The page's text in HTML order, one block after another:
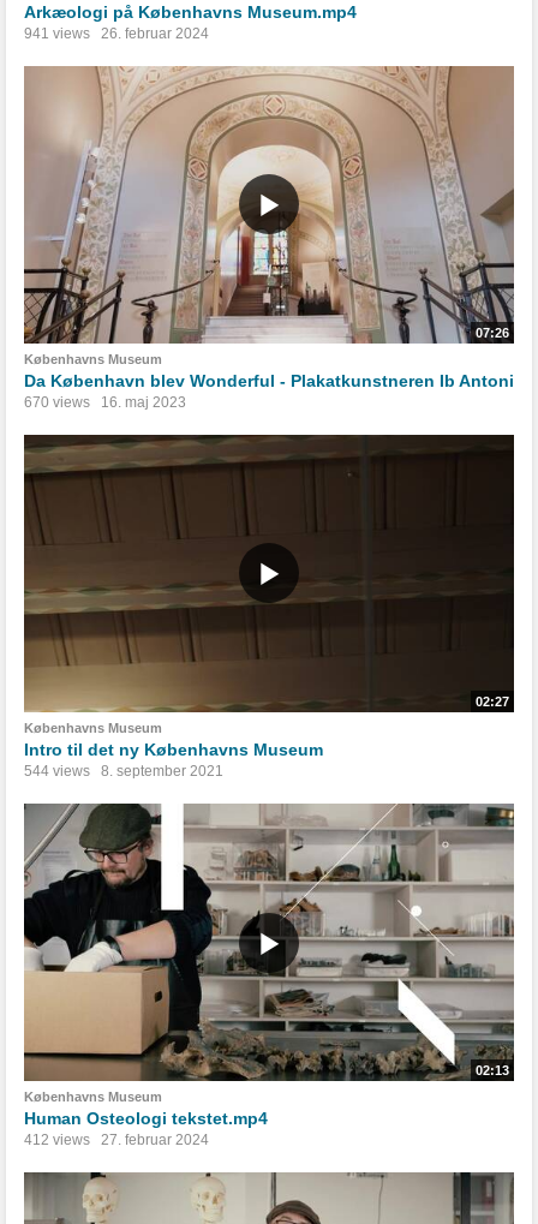
Arkæologi på Københavns Museum.mp4
941 views 26. februar 2024
07:26
Københavns Museum
Da København blev Wonderful - Plakatkunstneren Ib Antoni
670 views 16. maj 2023
02:27
Københavns Museum
Intro til det ny Københavns Museum
544 views 8. september 2021
02:13
Københavns Museum
Human Osteologi tekstet.mp4
412 views 27. februar 2024